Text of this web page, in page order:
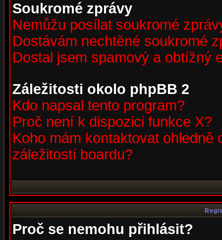
Soukromé zprávy
Nemůžu posílat soukromé
Dostávám nechtěné soukromé
Dostal jsem spamový a obtížný
Záležitosti okolo phpBB 2
Kdo napsal tento program?
Proč není k dispozici funkce X?
Koho mám kontaktovat
záležitostí boardu?
Proč se nemohu přihlásit?